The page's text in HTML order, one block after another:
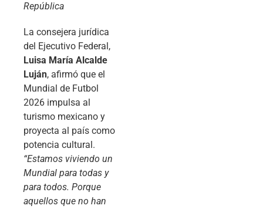
República
La consejera jurídica
del Ejecutivo Federal,
Luisa María Alcalde
Luján, afirmó que el
Mundial de Futbol
2026 impulsa al
turismo mexicano y
proyecta al país como
potencia cultural.
“Estamos viviendo un
Mundial para todas y
para todos. Porque
aquellos que no han